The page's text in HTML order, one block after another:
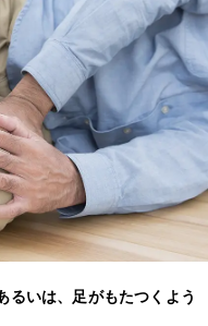
いは、足がもたつくよう